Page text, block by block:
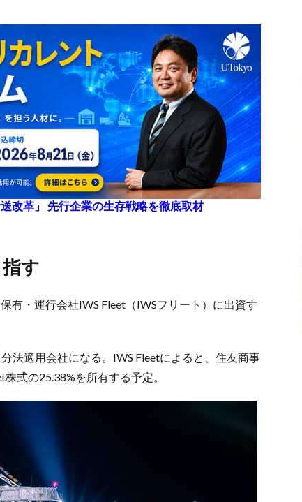
改革」 先行企業の生存戦略を徹底取材
指す
有・運行会社IWS Fleet（IWSフリート）に出資す
法適用会社になる。IWS Fleetによると、住友商事
式の25.38%を所有する予定。